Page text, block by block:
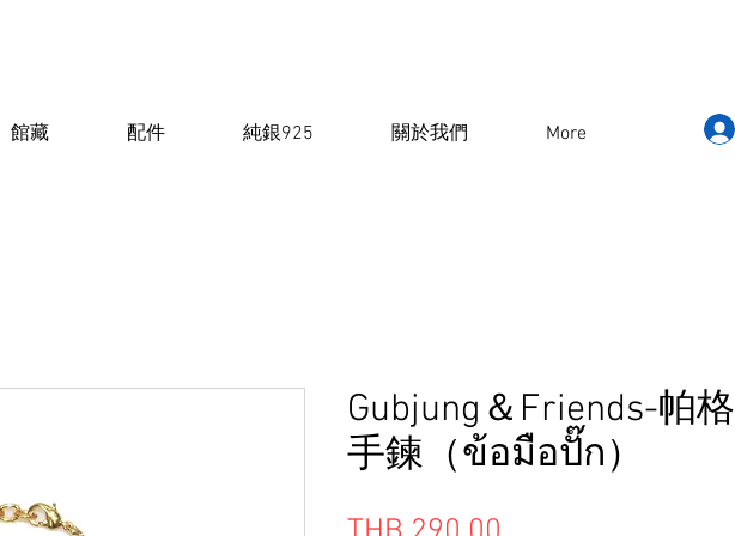
館藏 配件 純銀925 關於我們 More
Gubjung＆Friends-帕格
手鍊（ข้อมือปั๊ก）